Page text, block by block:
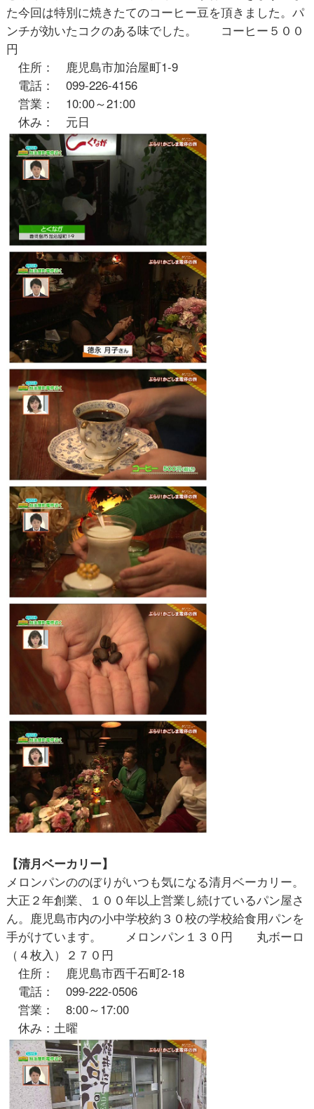
た今回は特別に焼きたてのコーヒー豆を頂きました。パ
ンチが効いたコクのある味でした。 コーヒー５００
円
住所： 鹿児島市加治屋町1-9
電話： 099-226-4156
営業： 10:00～21:00
休み： 元日
【清月ベーカリー】
メロンパンののぼりがいつも気になる清月ベーカリー。
大正２年創業、１００年以上営業し続けているパン屋さ
ん。鹿児島市内の小中学校約３０校の学校給食用パンを
手がけています。 メロンパン１３０円 丸ボーロ
（４枚入）２７０円
住所： 鹿児島市西千石町2-18
電話： 099-222-0506
営業： 8:00～17:00
休み：土曜